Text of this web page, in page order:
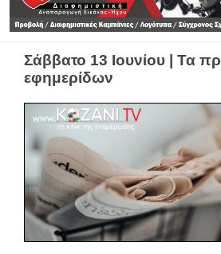
Σάββατο 13 Ιουνίου | Τα
εφημερίδων